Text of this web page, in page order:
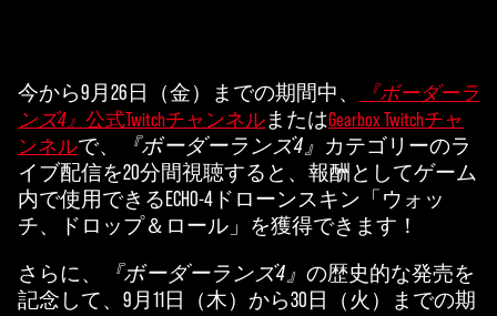
。
今から9月26日（金）までの期間中、
『ボーダーラ
ンズ4』 公式Twitchチャンネル またはGearbox Twitchチャ
ンネルで、 『ボーダーランズ4』 カテゴリーのラ
イブ配信を20分間視聴すると、報酬としてゲーム
内で使用できるECHO-4ドローンスキン「ウォッ
チ、ドロップ＆ロール」を獲得できます！
さらに、 『ボーダーランズ4』 の歴史的な発売を
記念して、9月11日（木）から30日（火）までの期